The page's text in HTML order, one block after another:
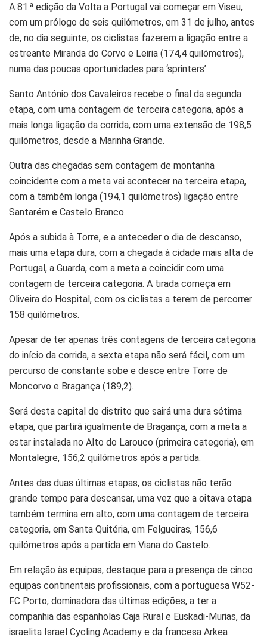
A 81.ª edição da Volta a Portugal vai começar em Viseu,
com um prólogo de seis quilómetros, em 31 de julho, antes
de, no dia seguinte, os ciclistas fazerem a ligação entre a
estreante Miranda do Corvo e Leiria (174,4 quilómetros),
numa das poucas oportunidades para ‘sprinters’.
Santo António dos Cavaleiros recebe o final da segunda
etapa, com uma contagem de terceira categoria, após a
mais longa ligação da corrida, com uma extensão de 198,5
quilómetros, desde a Marinha Grande.
Outra das chegadas sem contagem de montanha
coincidente com a meta vai acontecer na terceira etapa,
com a também longa (194,1 quilómetros) ligação entre
Santarém e Castelo Branco.
Após a subida à Torre, e a anteceder o dia de descanso,
mais uma etapa dura, com a chegada à cidade mais alta de
Portugal, a Guarda, com a meta a coincidir com uma
contagem de terceira categoria. A tirada começa em
Oliveira do Hospital, com os ciclistas a terem de percorrer
158 quilómetros.
Apesar de ter apenas três contagens de terceira categoria
do início da corrida, a sexta etapa não será fácil, com um
percurso de constante sobe e desce entre Torre de
Moncorvo e Bragança (189,2).
Será desta capital de distrito que sairá uma dura sétima
etapa, que partirá igualmente de Bragança, com a meta a
estar instalada no Alto do Larouco (primeira categoria), em
Montalegre, 156,2 quilómetros após a partida.
Antes das duas últimas etapas, os ciclistas não terão
grande tempo para descansar, uma vez que a oitava etapa
também termina em alto, com uma contagem de terceira
categoria, em Santa Quitéria, em Felgueiras, 156,6
quilómetros após a partida em Viana do Castelo.
Em relação às equipas, destaque para a presença de cinco
equipas continentais profissionais, com a portuguesa W52-
FC Porto, dominadora das últimas edições, a ter a
companhia das espanholas Caja Rural e Euskadi-Murias, da
israelita Israel Cycling Academy e da francesa Arkea